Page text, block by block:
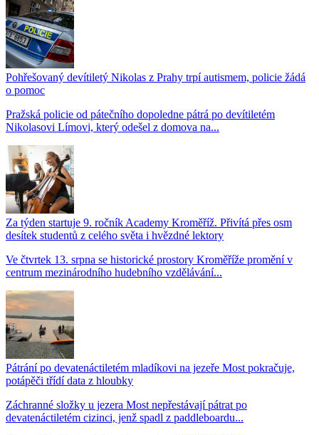
Pohřešovaný devítiletý Nikolas z Prahy trpí autismem, policie žádá
o pomoc
Pražská policie od pátečního dopoledne pátrá po devítiletém
Nikolasovi Límovi, který odešel z domova na...
Za týden startuje 9. ročník Academy Kroměříž. Přivítá přes osm
desítek studentů z celého světa i hvězdné lektory
Ve čtvrtek 13. srpna se historické prostory Kroměříže promění v
centrum mezinárodního hudebního vzdělávání...
Pátrání po devatenáctiletém mladíkovi na jezeře Most pokračuje,
potápěči třídí data z hloubky
Záchranné složky u jezera Most nepřestávají pátrat po
devatenáctiletém cizinci, jenž spadl z paddleboardu...